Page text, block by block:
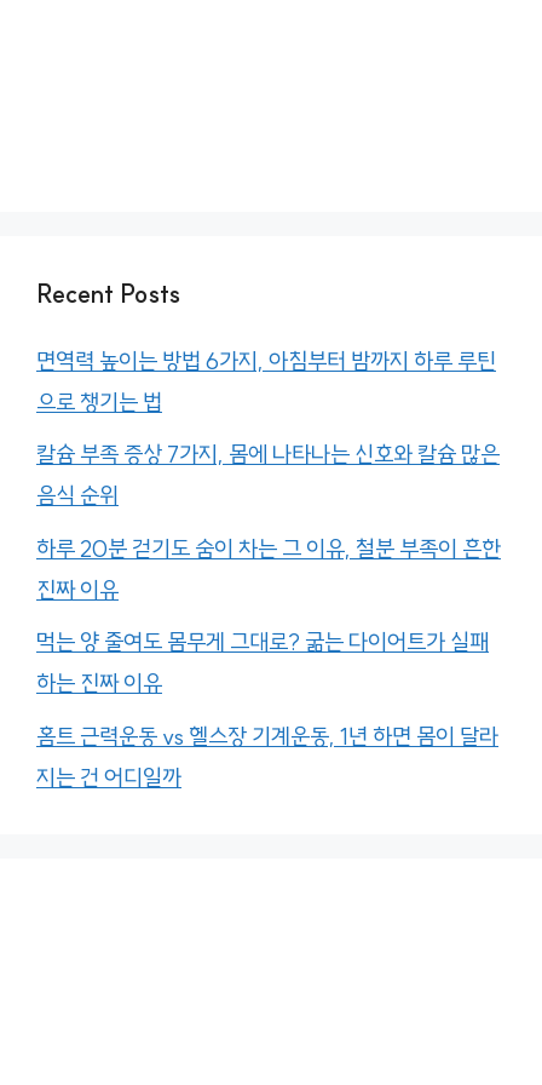
Recent Posts
면역력 높이는 방법 6가지, 아침부터 밤까지 하루 루틴
으로 챙기는 법
칼슘 부족 증상 7가지, 몸에 나타나는 신호와 칼슘 많은
음식 순위
하루 20분 걷기도 숨이 차는 그 이유, 철분 부족이 흔한
진짜 이유
먹는 양 줄여도 몸무게 그대로? 굶는 다이어트가 실패
하는 진짜 이유
홈트 근력운동 vs 헬스장 기계운동, 1년 하면 몸이 달라
지는 건 어디일까